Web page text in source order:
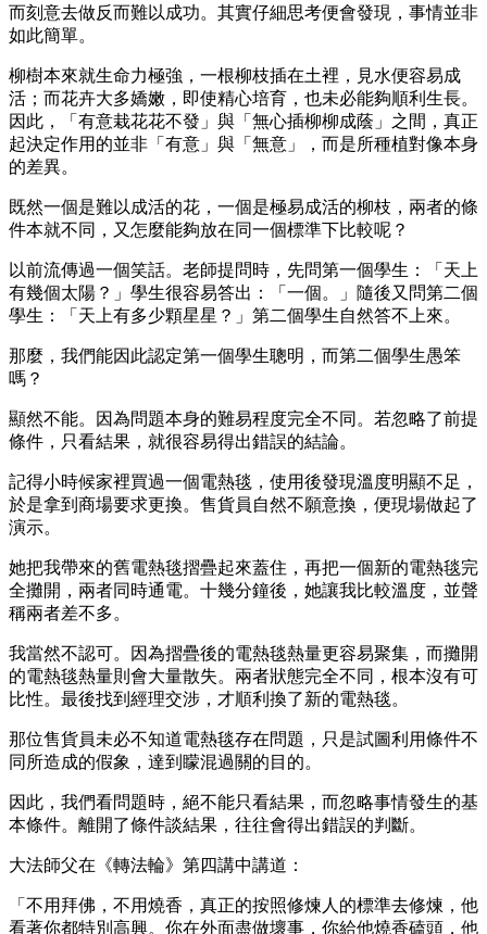
而刻意去做反而難以成功。其實仔細思考便會發現，事情並非
如此簡單。
柳樹本來就生命力極強，一根柳枝插在土裡，見水便容易成
活；而花卉大多嬌嫩，即使精心培育，也未必能夠順利生長。
因此，「有意栽花花不發」與「無心插柳柳成蔭」之間，真正
起決定作用的並非「有意」與「無意」，而是所種植對像本身
的差異。
既然一個是難以成活的花，一個是極易成活的柳枝，兩者的條
件本就不同，又怎麼能夠放在同一個標準下比較呢？
以前流傳過一個笑話。老師提問時，先問第一個學生：「天上
有幾個太陽？」學生很容易答出：「一個。」隨後又問第二個
學生：「天上有多少顆星星？」第二個學生自然答不上來。
那麼，我們能因此認定第一個學生聰明，而第二個學生愚笨
嗎？
顯然不能。因為問題本身的難易程度完全不同。若忽略了前提
條件，只看結果，就很容易得出錯誤的結論。
記得小時候家裡買過一個電熱毯，使用後發現溫度明顯不足，
於是拿到商場要求更換。售貨員自然不願意換，便現場做起了
演示。
她把我帶來的舊電熱毯摺疊起來蓋住，再把一個新的電熱毯完
全攤開，兩者同時通電。十幾分鐘後，她讓我比較溫度，並聲
稱兩者差不多。
我當然不認可。因為摺疊後的電熱毯熱量更容易聚集，而攤開
的電熱毯熱量則會大量散失。兩者狀態完全不同，根本沒有可
比性。最後找到經理交涉，才順利換了新的電熱毯。
那位售貨員未必不知道電熱毯存在問題，只是試圖利用條件不
同所造成的假象，達到矇混過關的目的。
因此，我們看問題時，絕不能只看結果，而忽略事情發生的基
本條件。離開了條件談結果，往往會得出錯誤的判斷。
大法師父在《轉法輪》第四講中講道：
「不用拜佛，不用燒香，真正的按照修煉人的標準去修煉，他
看著你都特別高興。你在外面盡做壞事，你給他燒香磕頭，他